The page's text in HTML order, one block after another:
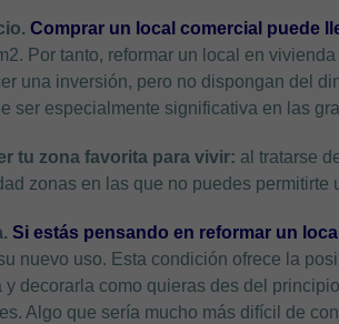
Comprar un local comercial puede
Por tanto, reformar un local en
una inversión, pero no dispongan del
ser especialmente significativa en las
tu zona favorita para vivir: al tratarse
zonas en las que no puedes permitirte
Si estás pensando en reformar un
nuevo uso. Esta condición ofrece la
decorarla como quieras des del
Algo que sería mucho más difícil de